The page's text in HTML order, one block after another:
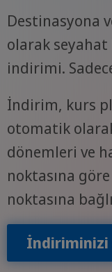
Destinasyona
olarak seyahat
indirimi.
İndirim, kurs
otomatik
dönemleri ve
noktasına
noktasına
İndiriminizi